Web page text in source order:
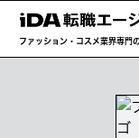
ファッション・コスメ業界専門